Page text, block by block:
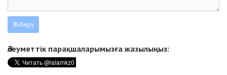
Әлеуметтік парақшаларымызға жазылыңыз: